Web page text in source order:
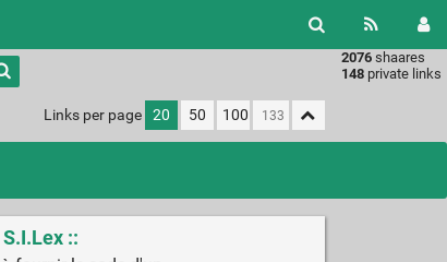
2076 shaares
148 private links
1 or
more
Links per page 20 50 100
::